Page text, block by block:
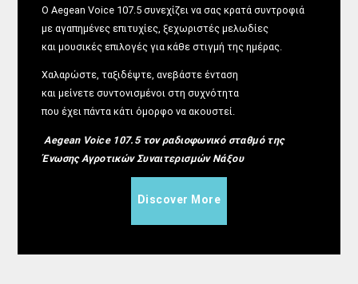
Ο Aegean Voice 107.5 συνεχίζει να σας κρατά συντροφιά
με αγαπημένες επιτυχίες, ξεχωριστές μελωδίες
και μουσικές επιλογές για κάθε στιγμή της ημέρας.
Χαλαρώστε, ταξιδέψτε, ανεβάστε ένταση
και μείνετε συντονισμένοι στη συχνότητα
που έχει πάντα κάτι όμορφο να ακουστεί.
Aegean Voice 107.5 τον ραδιοφωνικό σταθμό της
Ένωσης Αγροτικών Συναιτερισμών Νάξου
Discover More